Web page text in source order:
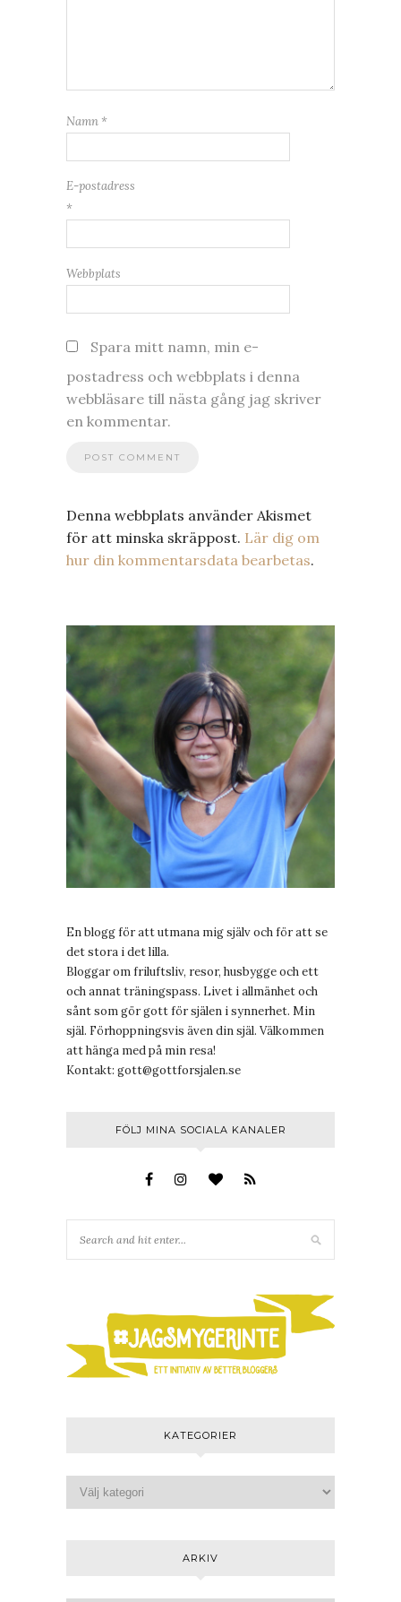
Namn *
E-postadress
*
Webbplats
Spara mitt namn, min e-
postadress och webbplats i denna
webbläsare till nästa gång jag skriver
en kommentar.
Denna webbplats använder Akismet
för att minska skräppost. Lär dig om
hur din kommentarsdata bearbetas.
En blogg för att utmana mig själv och för att se
det stora i det lilla.
Bloggar om friluftsliv, resor, husbygge och ett
och annat träningspass. Livet i allmänhet och
sånt som gör gott för själen i synnerhet. Min
själ. Förhoppningsvis även din själ. Välkommen
att hänga med på min resa!
Kontakt: gott@gottforsjalen.se
FÖLJ MINA SOCIALA KANALER
KATEGORIER
ARKIV